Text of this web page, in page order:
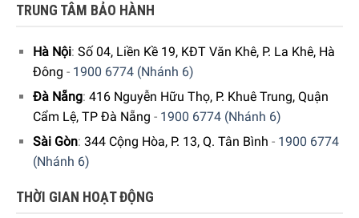
Hạt cà phê xay mịn để có hương vị đầy đủ hơn –
ceramDrive
Cối xay bằng sứ chất lượng cao giúp xay hạt cà phê đặc
TRUNG TÂM BẢO HÀNH
Hà Nội: Số 04, Liền Kề 19, KĐT Văn Khê, P. La Khê, Hà
Đông - 1900 6774 (Nhánh 6)
Đà Nẵng: 416 Nguyễn Hữu Thọ, P. Khuê Trung, Quận
Cẩm Lệ, TP Đà Nẵng - 1900 6774 (Nhánh 6)
Sài Gòn: 344 Cộng Hòa, P. 13, Q. Tân Bình - 1900 6774
(Nhánh 6)
THỜI GIAN HOẠT ĐỘNG